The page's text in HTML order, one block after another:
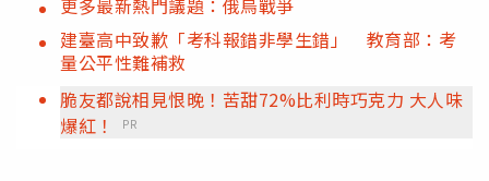
建臺高中致歉「考科報錯非學生錯」 教育部：考
量公平性難補救
脆友都說相見恨晚！苦甜72%比利時巧克力 大人味
爆紅！
PR